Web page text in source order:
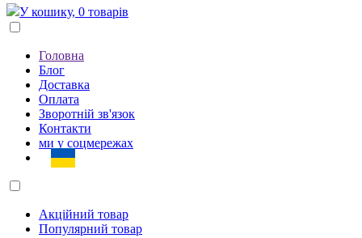
У кошику, 0 товарів
Головна
Блог
Доставка
Оплата
Зворотній зв'язок
Контакти
ми у соцмережах
Акційний товар
Популярний товар